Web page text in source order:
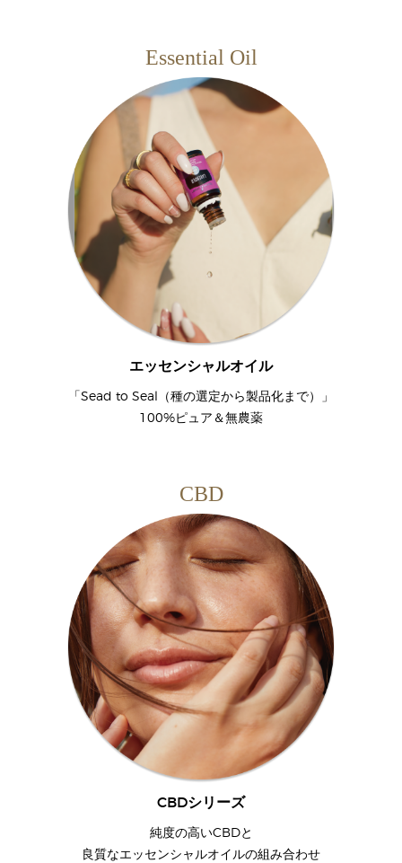
Essential Oil
エッセンシャルオイル
「Sead to Seal（種の選定から製品化まで）」
100%ピュア＆無農薬
CBD
CBDシリーズ
純度の高いCBDと
良質なエッセンシャルオイルの組み合わせ